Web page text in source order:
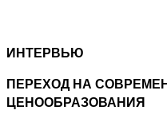
ИНТЕРВЬЮ
ПЕРЕХОД НА
ЦЕНООБРАЗОВАНИЯ